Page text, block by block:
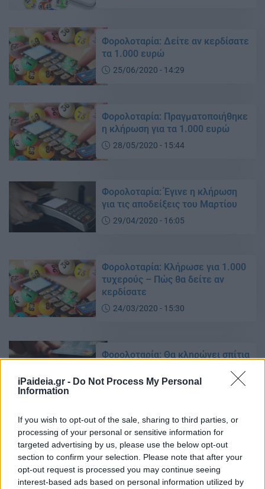
iPaideia.gr - Do Not Process My Personal
Information
If you wish to opt-out of the sale, sharing to third parties, or
processing of your personal or sensitive information for
targeted advertising by us, please use the below opt-out
section to confirm your selection. Please note that after your
opt-out request is processed you may continue seeing
interest-based ads based on personal information utilized by
Φορολοταρία: Δείτε αν κερδίσατε
τα 1.000 ευρώ
25/06/2020 - 14:29
Φορολοταρία: Πραγματοποιήθηκε
η κλήρωση για τα 1.000 ευρώ
28/05/2020 - 15:44
Φορολοταρία: Έγινε η κλήρωση
για τις αποδείξεις του Μαρτίου
29/04/2020 - 16:05
Φορολοταρία: Κλήρωσε για 1.000
τυχερούς – Πώς θα δείτε αν
κερδίσατε
24/03/2020 - 15:30
Φορολοταρία: Θα κληρώνει σπίτια
29/02/2020 - 12:15
Φορολοταρία: Πώς θα δείτε αν
κερδίσατε τα 1.000 ευρώ
26/02/2020 - 16:40